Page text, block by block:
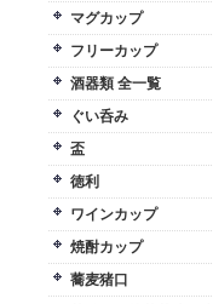
マグカップ
フリーカップ
酒器類 全一覧
ぐい呑み
盃
徳利
ワインカップ
焼酎カップ
蕎麦猪口